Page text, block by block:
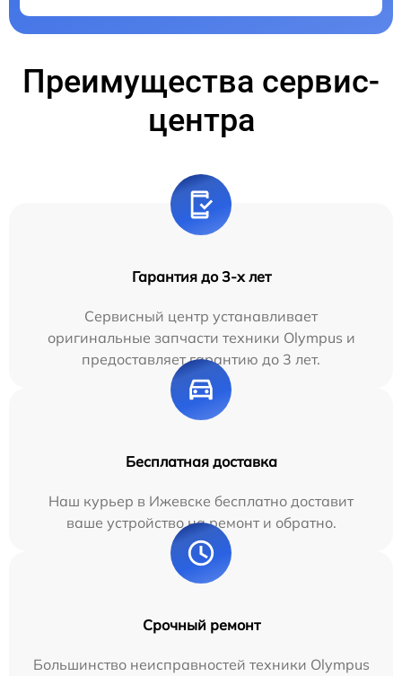
Преимущества сервис-
центра
Гарантия до 3-х лет
Сервисный центр устанавливает
оригинальные запчасти техники Olympus и
предоставляет гарантию до 3 лет.
Бесплатная доставка
Наш курьер в Ижевске бесплатно доставит
ваше устройство на ремонт и обратно.
Срочный ремонт
Большинство неисправностей техники Olympus